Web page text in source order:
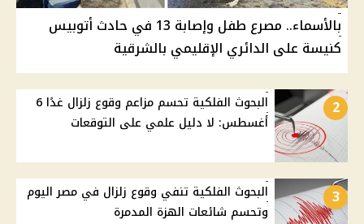
بالأسماء.. مصرع طفل وإصابة 13 في حادث أتوبيس
كنيسة على الدائري الإقليمي بالشرقية
2
البحوث الفلكية تحسم مزاعم وقوع زلزال غدًا 6
أغسطس: لا دليل علمي على التوقعات
3
البحوث الفلكية تنفي وقوع زلزال في مصر اليوم
وتحسم شائعات الهزة المدمرة